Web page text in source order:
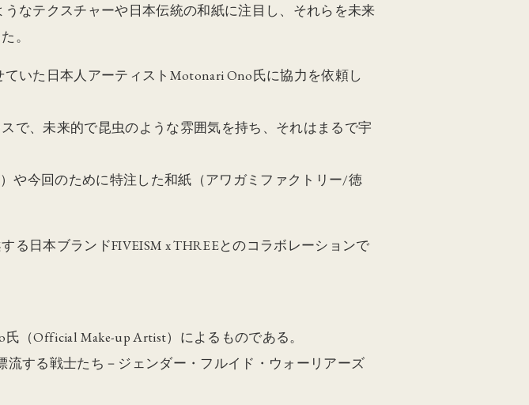
なテクスチャーや日本伝統の和紙に注目し、それらを未来
。
いた日本人アーティストMotonari Ono氏に協力を依頼し
で、未来的で昆虫のような雰囲気を持ち、それはまるで宇
や今回のために特注した和紙（アワガミファクトリー/徳
日本ブランドFIVEISM x THREEとのコラボレーションで
（Official Make-up Artist）によるものである。
する戦士たち－ジェンダー・フルイド・ウォーリアーズ